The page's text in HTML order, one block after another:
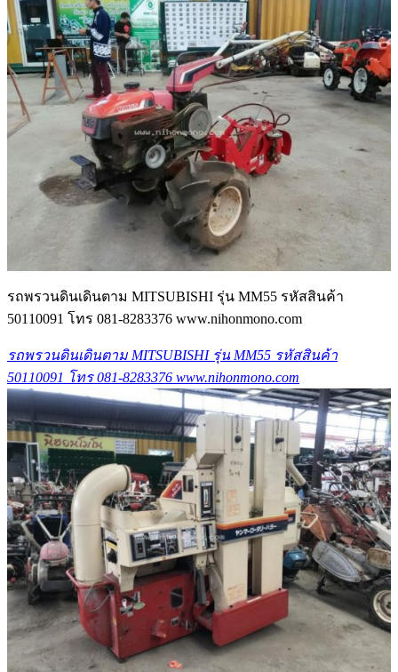
รถพรวนดินเดินตาม MITSUBISHI รุ่น MM55 รหัสสินค้า
50110091 โทร 081-8283376 www.nihonmono.com
รถพรวนดินเดินตาม MITSUBISHI รุ่น MM55 รหัสสินค้า
50110091 โทร 081-8283376 www.nihonmono.com